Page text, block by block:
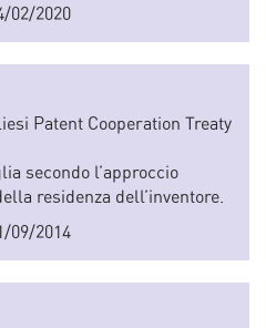
02/2020
Patent Cooperation Treaty
secondo l’approccio
residenza dell’inventore.
09/2014